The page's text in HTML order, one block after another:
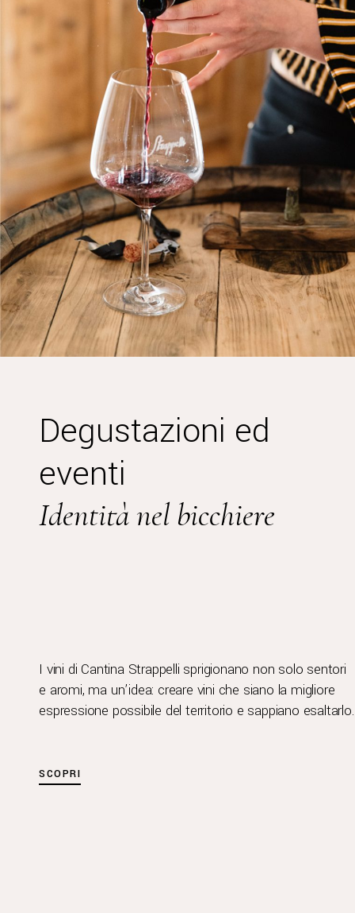
Degustazioni ed
eventi
Identità nel bicchiere
I vini di Cantina Strappelli sprigionano non solo sentori
e aromi, ma un’idea: creare vini che siano la migliore
espressione possibile del territorio e sappiano esaltarlo.
SCOPRI